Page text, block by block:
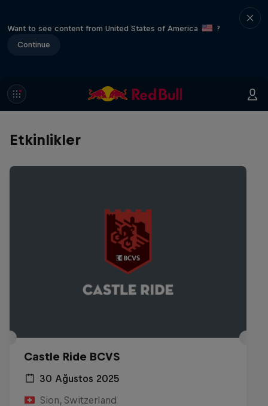
Want to see content from United States of America
?
Continue
Etkinlikler
Castle Ride BCVS
30 Ağustos 2025
Sion, Switzerland